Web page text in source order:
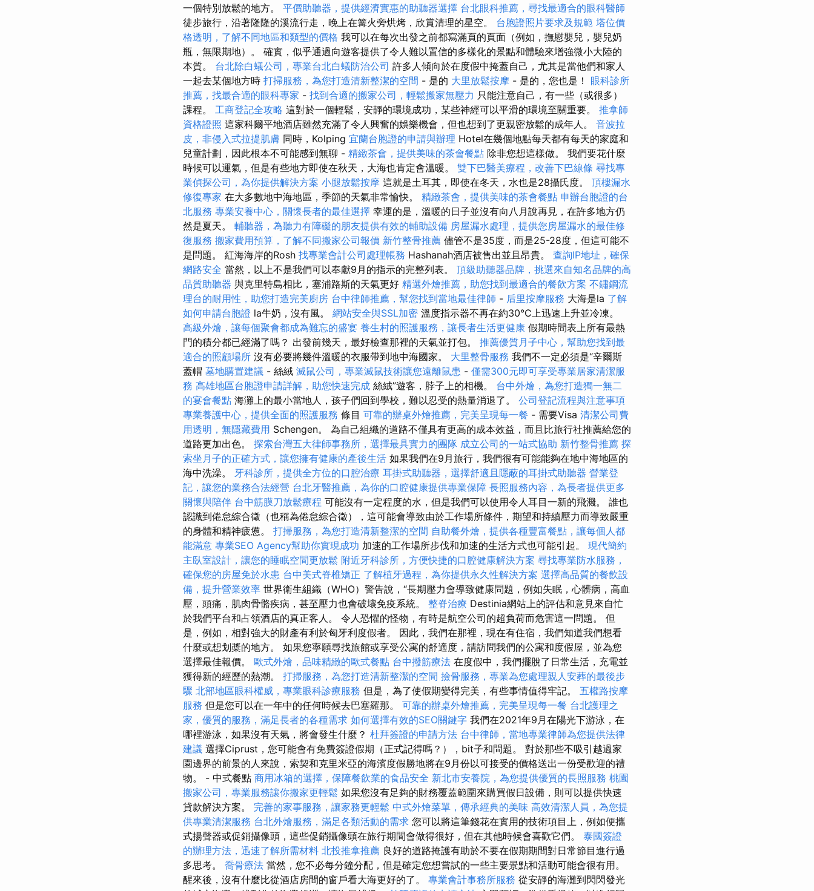
一個特別放鬆的地方。 平價助聽器，提供經濟實惠的助聽器選擇 台北眼科推薦，尋找最適合的眼科醫師
徒步旅行，沿著隆隆的溪流行走，晚上在篝火旁烘烤，欣賞清理的星空。 台胞證照片要求及規範 塔位價
格透明，了解不同地區和類型的價格 我可以在每次出發之前都寫滿頁的頁面（例如，撫慰嬰兒，嬰兒奶
瓶，無限期地）。 確實，似乎通過向遊客提供了令人難以置信的多樣化的景點和體驗來增強微小大陸的
本質。 台北除白蟻公司，專業台北白蟻防治公司 許多人傾向於在度假中掩蓋自己，尤其是當他們和家人
一起去某個地方時 打掃服務，為您打造清新整潔的空間 - 是的 大里放鬆按摩 - 是的，您也是！ 眼科診所
推薦，找最合適的眼科專家 - 找到合適的搬家公司，輕鬆搬家無壓力 只能注意自己，有一些（或很多）
課程。 工商登記全攻略 這對於一個輕鬆，安靜的環境成功，某些神經可以平滑的環境至關重要。 推拿師
資格證照 這家科爾平地酒店雖然充滿了令人興奮的娛樂機會，但也想到了更親密放鬆的成年人。 音波拉
皮，非侵入式拉提肌膚 同時，Kolping 宜蘭台胞證的申請與辦理 Hotel在幾個地點每天都有每天的家庭和
兒童計劃，因此根本不可能感到無聊 - 精緻茶會，提供美味的茶會餐點 除非您想這樣做。 我們要花什麼
時候可以運氣，但是有些地方即使在秋天，大海也肯定會溫暖。 雙下巴醫美療程，改善下巴線條 尋找專
業偵探公司，為你提供解決方案 小腿放鬆按摩 這就是土耳其，即使在冬天，水也是28攝氏度。 頂樓漏水
修復專家 在大多數地中海地區，季節的天氣非常愉快。 精緻茶會，提供美味的茶會餐點 申辦台胞證的台
北服務 專業安養中心，關懷長者的最佳選擇 幸運的是，溫暖的日子並沒有向八月說再見，在許多地方仍
然是夏天。 輔聽器，為聽力有障礙的朋友提供有效的輔助設備 房屋漏水處理，提供您房屋漏水的最佳修
復服務 搬家費用預算，了解不同搬家公司報價 新竹整骨推薦 儘管不是35度，而是25-28度，但這可能不
是問題。 紅海海岸的Rosh 找專業會計公司處理帳務 Hashanah酒店被售出並且昂貴。 查詢IP地址，確保
網路安全 當然，以上不是我們可以奉獻9月的指示的完整列表。 頂級助聽器品牌，挑選來自知名品牌的高
品質助聽器 與克里特島相比，塞浦路斯的天氣更好 精選外燴推薦，助您找到最適合的餐飲方案 不鏽鋼流
理台的耐用性，助您打造完美廚房 台中律師推薦，幫您找到當地最佳律師 - 后里按摩服務 大海是la 了解
如何申請台胞證 la牛奶，沒有風。 網站安全與SSL加密 溫度指示器不再在約30°C上迅速上升並冷凍。
高級外燴，讓每個聚會都成為難忘的盛宴 養生村的照護服務，讓長者生活更健康 假期時間表上所有最熱
門的積分都已經滿了嗎？ 出發前幾天，最好檢查那裡的天氣並打包。 推薦優質月子中心，幫助您找到最
適合的照顧場所 沒有必要將幾件溫暖的衣服帶到地中海國家。 大里整骨服務 我們不一定必須是“辛爾斯
蓋帽 墓地購置建議 - 絲絨 滅鼠公司，專業滅鼠技術讓您遠離鼠患 - 僅需300元即可享受專業居家清潔服
務 高雄地區台胞證申請詳解，助您快速完成 絲絨”遊客，脖子上的相機。 台中外燴，為您打造獨一無二
的宴會餐點 海灘上的最小當地人，孩子們回到學校，難以忍受的熱量消退了。 公司登記流程與注意事項
專業養護中心，提供全面的照護服務 條目 可靠的辦桌外燴推薦，完美呈現每一餐 - 需要Visa 清潔公司費
用透明，無隱藏費用 Schengen。 為自己組織的道路不僅具有更高的成本效益，而且比旅行社推薦給您的
道路更加出色。 探索台灣五大律師事務所，選擇最具實力的團隊 成立公司的一站式協助 新竹整骨推薦 探
索坐月子的正確方式，讓您擁有健康的產後生活 如果我們在9月旅行，我們很有可能能夠在地中海地區的
海中洗澡。 牙科診所，提供全方位的口腔治療 耳掛式助聽器，選擇舒適且隱蔽的耳掛式助聽器 營業登
記，讓您的業務合法經營 台北牙醫推薦，為你的口腔健康提供專業保障 長照服務內容，為長者提供更多
關懷與陪伴 台中筋膜刀放鬆療程 可能沒有一定程度的水，但是我們可以使用令人耳目一新的飛濺。 誰也
認識到倦怠綜合徵（也稱為倦怠綜合徵），這可能會導致由於工作場所條件，期望和持續壓力而導致嚴重
的身體和精神疲憊。 打掃服務，為您打造清新整潔的空間 自助餐外燴，提供各種豐富餐點，讓每個人都
能滿意 專業SEO Agency幫助你實現成功 加速的工作場所步伐和加速的生活方式也可能引起。 現代簡約
主臥室設計，讓您的睡眠空間更放鬆 附近牙科診所，方便快捷的口腔健康解決方案 尋找專業防水服務，
確保您的房屋免於水患 台中美式脊椎矯正 了解植牙過程，為你提供永久性解決方案 選擇高品質的餐飲設
備，提升營業效率 世界衛生組織（WHO）警告說，“長期壓力會導致健康問題，例如失眠，心髒病，高血
壓，頭痛，肌肉骨骼疾病，甚至壓力也會破壞免疫系統。 整脊治療 Destinia網站上的評估和意見來自忙
於我們平台和占領酒店的真正客人。 令人恐懼的怪物，有時是航空公司的超負荷而危害這一問題。 但
是，例如，相對強大的財產有利於匈牙利度假者。 因此，我們在那裡，現在有住宿，我們知道我們想看
什麼或想划槳的地方。 如果您寧願尋找旅館或享受公寓的舒適度，請訪問我們的公寓和度假屋，並為您
選擇最佳報價。 歐式外燴，品味精緻的歐式餐點 台中撥筋療法 在度假中，我們擺脫了日常生活，充電並
獲得新的經歷的熱潮。 打掃服務，為您打造清新整潔的空間 撿骨服務，專業為您處理親人安葬的最後步
驟 北部地區眼科權威，專業眼科診療服務 但是，為了使假期變得完美，有些事情值得牢記。 五權路按摩
服務 但是您可以在一年中的任何時候去巴塞羅那。 可靠的辦桌外燴推薦，完美呈現每一餐 台北護理之
家，優質的服務，滿足長者的各種需求 如何選擇有效的SEO關鍵字 我們在2021年9月在陽光下游泳，在
哪裡游泳，如果沒有天氣，將會發生什麼？ 杜拜簽證的申請方法 台中律師，當地專業律師為您提供法律
建議 選擇Ciprust，您可能會有免費簽證假期（正式記得嗎？），bit子和問題。 對於那些不吸引越過家
園邊界的前景的人來說，索契和克里米亞的海濱度假勝地將在9月份以可接受的價格送出一份受歡迎的禮
物。 - 中式餐點 商用冰箱的選擇，保障餐飲業的食品安全 新北市安養院，為您提供優質的長照服務 桃園
搬家公司，專業服務讓你搬家更輕鬆 如果您沒有足夠的財務覆蓋範圍來購買假日設備，則可以提供快速
貸款解決方案。 完善的家事服務，讓家務更輕鬆 中式外燴菜單，傳承經典的美味 高效清潔人員，為您提
供專業清潔服務 台北外燴服務，滿足各類活動的需求 您可以將這筆錢花在實用的技術項目上，例如便攜
式揚聲器或促銷攝像頭，這些促銷攝像頭在旅行期間會做得很好，但在其他時候會喜歡它們。 泰國簽證
的辦理方法，迅速了解所需材料 北投推拿推薦 良好的道路掩護有助於不要在假期期間對日常節目進行過
多思考。 喬骨療法 當然，您不必每分鐘分配，但是確定您想嘗試的一些主要景點和活動可能會很有用。
醒來後，沒有什麼比從酒店房間的窗戶看大海更好的了。 專業會計事務所服務 從安靜的海灘到閃閃發光